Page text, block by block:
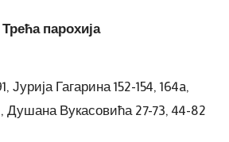
Трећа парохија
Гагарина 152-154, 164a,
Душана Вукасовића 27-73, 44-82